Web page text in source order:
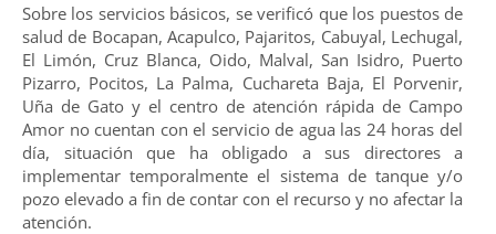
Sobre los servicios básicos, se verificó que los puestos de
salud de Bocapan, Acapulco, Pajaritos, Cabuyal, Lechugal,
El Limón, Cruz Blanca, Oido, Malval, San Isidro, Puerto
Pizarro, Pocitos, La Palma, Cuchareta Baja, El Porvenir,
Uña de Gato y el centro de atención rápida de Campo
Amor no cuentan con el servicio de agua las 24 horas del
día, situación que ha obligado a sus directores a
implementar temporalmente el sistema de tanque y/o
pozo elevado a fin de contar con el recurso y no afectar la
atención.